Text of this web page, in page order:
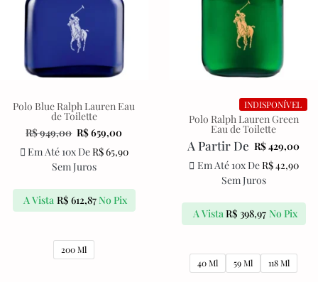
Polo Blue Ralph Lauren Eau
de Toilette
R$949,00 R$659,00
Em Até 10x DeR$65,90
Sem Juros
A Vista R$ 612,87No Pix
200 Ml
INDISPONÍVEL
Polo Ralph Lauren Green
Eau de Toilette
A Partir De R$429,00
Em Até 10x DeR$42,90
Sem Juros
A VistaR$ 398,97 No Pix
40 Ml 59 Ml 118 Ml